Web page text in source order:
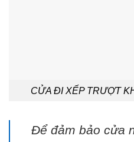
CỬA ĐI XẾP TRƯỢT
Để đảm bảo cửa